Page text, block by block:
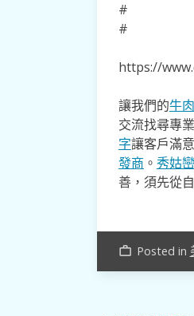
#
#
https://
讓我們的牛
交流找尋專
字讓客戶滿
發商 。 秀姑
善，須先從
work_outline Posted in